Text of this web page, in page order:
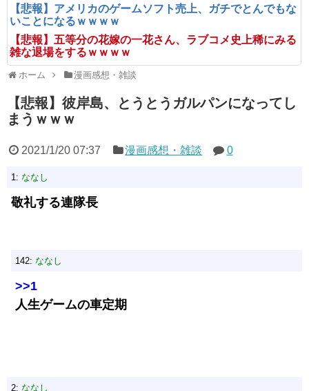
【悲報】アメリカのゲームソフト売上、ガチでとんでもな
いことになるｗｗｗｗ
【悲報】五等分の花嫁の一花さん、ラブコメ史上稀にみる
雑な退場をするｗｗｗｗ
ホーム 漫画感想・雑談
【悲報】彼岸島、とうとうガルパンになってし
まうｗｗｗ
2021/1/20 07:37 漫画感想・雑談 0
1: ななし
敬礼する連隊長
142: ななし
>>1
人生ゲームの車定期
2: ななし